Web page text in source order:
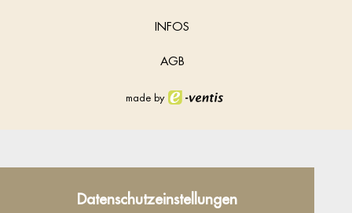
Datenschutzeinstellungen
INFOS
AGB
made by
Datenschutz